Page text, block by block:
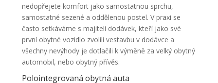
nedopřejete komfort jako samostatnou sprchu,
samostatné sezené a oddělenou postel. V praxi se
často setkáváme s majiteli dodávek, kteří jako své
první obytné vozidlo zvolili vestavbu v dodávce a
všechny nevýhody je dotlačili k výměně za velký obytný
automobil, nebo obytný přívěs.
Polointegrovaná obytná auta